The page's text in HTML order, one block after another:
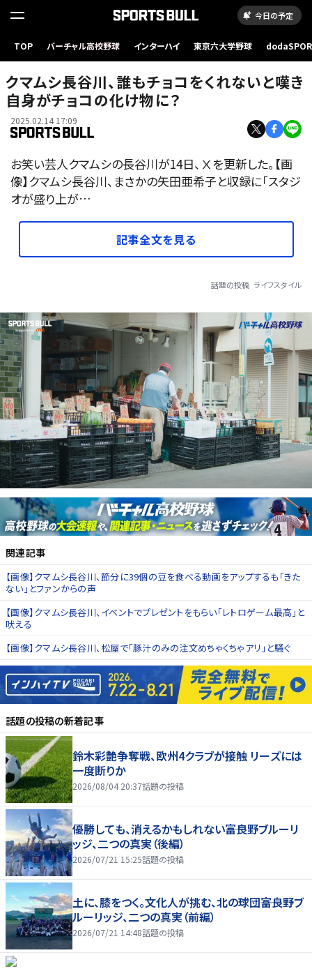
今日の予定
TOP バーチャル高校野球 インターハイ 東京六大学野球
クマムシ長谷川、誰もチョコをくれないと嘆き
自身がチョコの化け物に？
2025.02.14 17:09
お笑い芸人クマムシの長谷川が14日、Ⅹを更新した。【画
像】クマムシ長谷川、まさかの矢田亜希子と収録に「スタジ
オが盛り上が…
記事全文を見る
話題の投稿 ライフスタイル
関連記事
【画像】クマムシ長谷川、節分に39個の豆を食べる動画をアップするも「きた
ない」とファンからの声
【画像】クマムシ長谷川、イベントでプレゼントをもらい「レトロゲーム最高」と
吠える
【画像】クマムシ長谷川、松屋で「豚汁のみの注文めちゃくちゃアリ」と騒ぐ
話題の投稿の新着記事
鈴木彩艶争奪戦、欧州4クラブが接触 リーズには
一度断りか
2026/08/04 20:37話題の投稿
優勝しても、消えるかもしれない――富良野ブルーリ
ッジ、二つの真実（後編）
2026/07/21 15:25話題の投稿
土に、膝をつく。文化人が挑む、北の球団――富良野ブ
ルーリッジ、二つの真実（前編）
2026/07/21 14:48話題の投稿